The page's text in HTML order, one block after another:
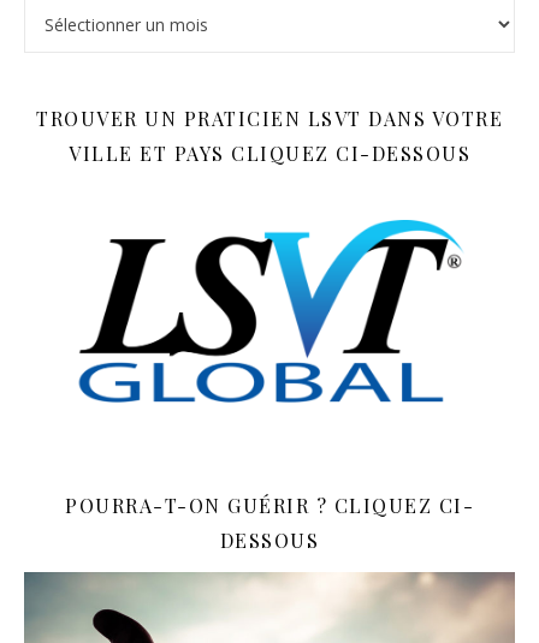
TROUVER UN PRATICIEN LSVT DANS VOTRE
VILLE ET PAYS CLIQUEZ CI-DESSOUS
POURRA-T-ON GUÉRIR ? CLIQUEZ CI-
DESSOUS